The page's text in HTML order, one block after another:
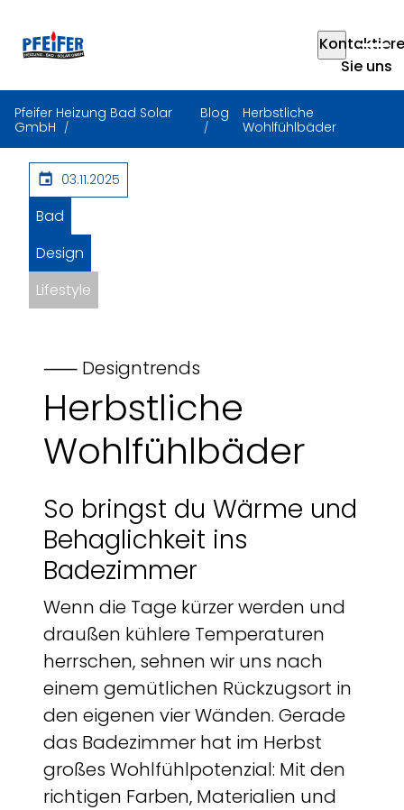
Sie uns
Pfeifer Heizung Bad Solar
GmbH
Blog
Herbstliche
Wohlfühlbäder
03.11.2025
Bad
Design
Lifestyle
⸺ Designtrends
Herbstliche
Wohlfühlbäder
So bringst du Wärme und
Behaglichkeit ins
Badezimmer
Wenn die Tage kürzer werden und
draußen kühlere Temperaturen
herrschen, sehnen wir uns nach
einem gemütlichen Rückzugsort in
den eigenen vier Wänden. Gerade
das Badezimmer hat im Herbst
großes Wohlfühlpotenzial: Mit den
richtigen Farben, Materialien und